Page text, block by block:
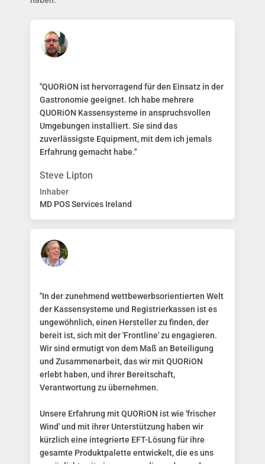
"QUORiON ist hervorragend für den Einsatz in der
Gastronomie geeignet. Ich habe mehrere
QUORiON Kassensysteme in anspruchsvollen
Umgebungen installiert. Sie sind das
zuverlässigste Equipment, mit dem ich jemals
Erfahrung gemacht habe."
Steve Lipton
Inhaber
MD POS Services Ireland
"In der zunehmend wettbewerbsorientierten Welt
der Kassensysteme und Registrierkassen ist es
ungewöhnlich, einen Hersteller zu finden, der
bereit ist, sich mit der 'Frontline' zu engagieren.
Wir sind ermutigt von dem Maß an Beteiligung
und Zusammenarbeit, das wir mit QUORiON
erlebt haben, und ihrer Bereitschaft,
Verantwortung zu übernehmen.
Unsere Erfahrung mit QUORiON ist wie 'frischer
Wind' und mit ihrer Unterstützung haben wir
kürzlich eine integrierte EFT-Lösung für ihre
gesamte Produktpalette entwickelt, die es uns